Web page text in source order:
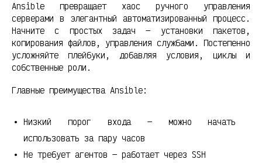
Ansible превращает хаос ручного управления
серверами в элегантный автоматизированный процесс.
Начните с простых задач — установки пакетов,
копирования файлов, управления службами. Постепенно
усложняйте плейбуки, добавляя условия, циклы и
собственные роли.
Главные преимущества Ansible:
Низкий порог входа — можно начать
использовать за пару часов
Не требует агентов — работает через SSH